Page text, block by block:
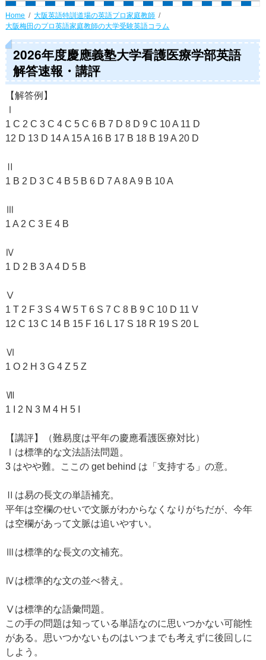
Home
大阪英語特訓道場の英語プロ家庭教師
大阪梅田のプロ英語家庭教師の大学受験英語コラム
2026年度慶應義塾大学看護医療学部英語
解答速報・講評
【解答例】
Ⅰ
1 C 2 C 3 C 4 C 5 C 6 B 7 D 8 D 9 C 10 A 11 D
12 D 13 D 14 A 15 A 16 B 17 B 18 B 19 A 20 D
Ⅱ
1 B 2 D 3 C 4 B 5 B 6 D 7 A 8 A 9 B 10 A
Ⅲ
1 A 2 C 3 E 4 B
Ⅳ
1 D 2 B 3 A 4 D 5 B
Ⅴ
1 T 2 F 3 S 4 W 5 T 6 S 7 C 8 B 9 C 10 D 11 V
12 C 13 C 14 B 15 F 16 L 17 S 18 R 19 S 20 L
Ⅵ
1 O 2 H 3 G 4 Z 5 Z
Ⅶ
1 I 2 N 3 M 4 H 5 I
【講評】（難易度は平年の慶應看護医療対比）
Ⅰは標準的な文法語法問題。
3 はやや難。ここの get behind は「支持する」の意。
Ⅱは易の長文の単語補充。
平年は空欄のせいで文脈がわからなくなりがちだが、今年
は空欄があって文脈は追いやすい。
Ⅲは標準的な長文の文補充。
Ⅳは標準的な文の並べ替え。
Ⅴは標準的な語彙問題。
この手の問題は知っている単語なのに思いつかない可能性
がある。思いつかないものはいつまでも考えずに後回しに
しよう。